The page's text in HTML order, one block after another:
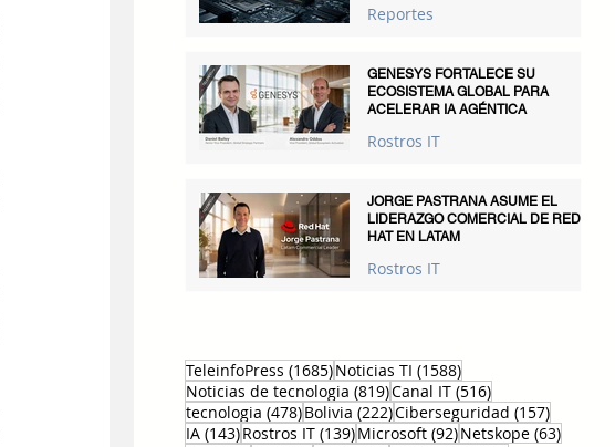
Reportes
GENESYS FORTALECE SU
ECOSISTEMA GLOBAL PARA
ACELERAR IA AGÉNTICA
Rostros IT
JORGE PASTRANA ASUME EL
LIDERAZGO COMERCIAL DE RED
HAT EN LATAM
Rostros IT
TeleinfoPress (1685)1685 entradas
Noticias TI (1588)1588 entradas
Noticias de tecnologia (819)819 entradas
Canal IT (516)516 entradas
tecnologia (478)478 entradas
Bolivia (222)222 entradas
Ciberseguridad (157)157
IA (143)143 entradas
Rostros IT (139)139 entradas
Microsoft (92)92 entradas
Netskope (63)63